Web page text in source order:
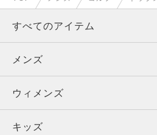
すべてのアイテム
メンズ
ウィメンズ
キッズ
メンズ
トップス
ボトムス
ウィメンズ
トップス
キッズ